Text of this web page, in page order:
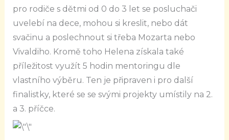
pro rodiče s dětmi od 0 do 3 let se posluchači
uvelebí na dece, mohou si kreslit, nebo dát
svačinu a poslechnout si třeba Mozarta nebo
Vivaldiho. Kromě toho Helena získala také
příležitost využít 5 hodin mentoringu dle
vlastního výběru. Ten je připraven i pro další
finalistky, které se se svými projekty umístily na 2.
a 3. příčce.